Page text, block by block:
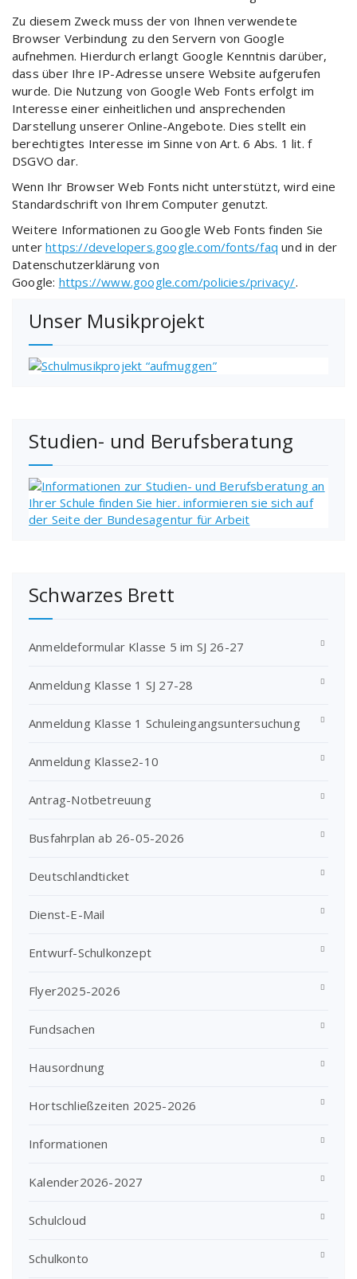
Zu diesem Zweck muss der von Ihnen verwendete
Browser Verbindung zu den Servern von Google
aufnehmen. Hierdurch erlangt Google Kenntnis darüber,
dass über Ihre IP-Adresse unsere Website aufgerufen
wurde. Die Nutzung von Google Web Fonts erfolgt im
Interesse einer einheitlichen und ansprechenden
Darstellung unserer Online-Angebote. Dies stellt ein
berechtigtes Interesse im Sinne von Art. 6 Abs. 1 lit. f
DSGVO dar.
Wenn Ihr Browser Web Fonts nicht unterstützt, wird eine
Standardschrift von Ihrem Computer genutzt.
Weitere Informationen zu Google Web Fonts finden Sie
unterhttps://developers.google.com/fonts/faq und in der
Datenschutzerklärung von
Google: https://www.google.com/policies/privacy/.
Unser Musikprojekt
Studien- und Berufsberatung
Schwarzes Brett
Anmeldeformular Klasse 5 im SJ 26-27
Anmeldung Klasse 1 SJ 27-28
Anmeldung Klasse 1 Schuleingangsuntersuchung
Anmeldung Klasse2-10
Antrag-Notbetreuung
Busfahrplan ab 26-05-2026
Deutschlandticket
Dienst-E-Mail
Entwurf-Schulkonzept
Flyer2025-2026
Fundsachen
Hausordnung
Hortschließzeiten 2025-2026
Informationen
Kalender2026-2027
Schulcloud
Schulkonto